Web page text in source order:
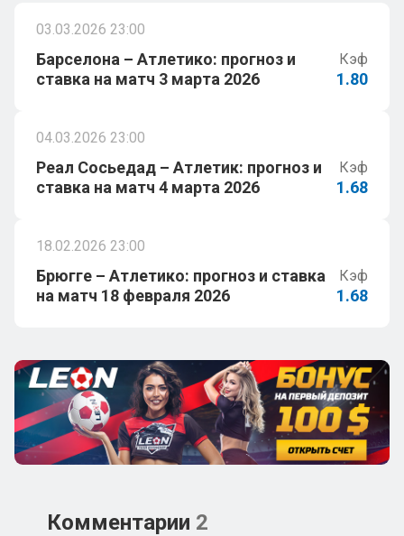
03.03.2026 23:00
Барселона – Атлетико: прогноз и
ставка на матч 3 марта 2026
Кэф
1.80
04.03.2026 23:00
Реал Сосьедад – Атлетик: прогноз и
ставка на матч 4 марта 2026
Кэф
1.68
18.02.2026 23:00
Брюгге – Атлетико: прогноз и ставка
на матч 18 февраля 2026
Кэф
1.68
Комментарии 2